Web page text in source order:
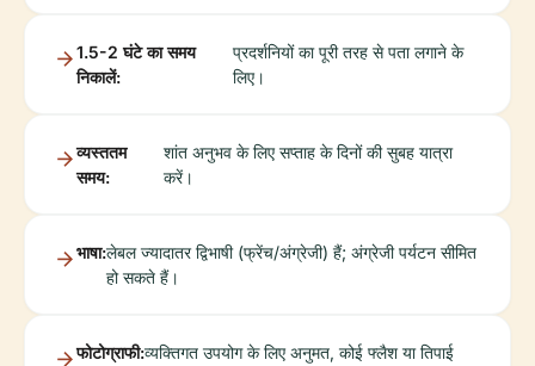
1.5-2 घंटे का समय
निकालें:
प्रदर्शनियों का पूरी तरह से पता लगाने के
लिए।
व्यस्ततम
समय:
शांत अनुभव के लिए सप्ताह के दिनों की सुबह यात्रा
करें।
भाषा:लेबल ज्यादातर द्विभाषी (फ्रेंच/अंग्रेजी) हैं; अंग्रेजी पर्यटन सीमित
हो सकते हैं।
फोटोग्राफी:व्यक्तिगत उपयोग के लिए अनुमत, कोई फ्लैश या तिपाई